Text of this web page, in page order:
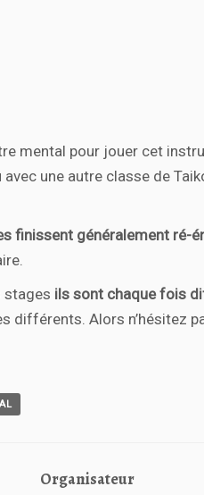
mental pour jouer cet
une autre classe de
finissent généralement ré-
stages ils sont chaque fois
différents. Alors n’hésitez
Organisateur